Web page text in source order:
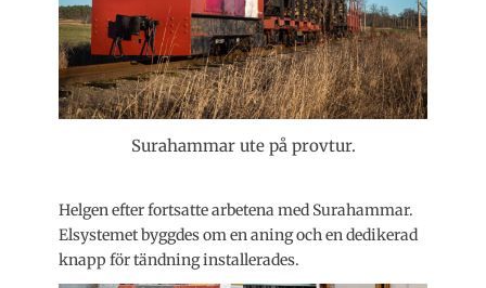
Surahammar ute på provtur.
Helgen efter fortsatte arbetena med Surahammar.
Elsystemet byggdes om en aning och en dedikerad
knapp för tändning installerades.